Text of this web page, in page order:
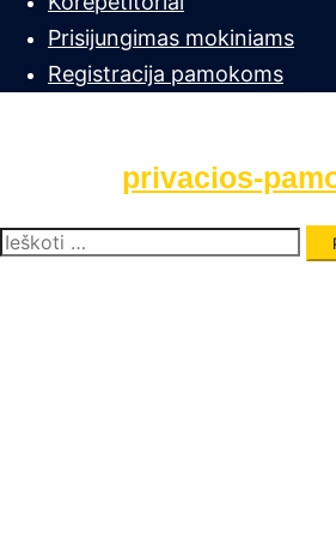
Prisijungimas mokiniams
Registracija pamokoms
privacios-
Ieškoti: